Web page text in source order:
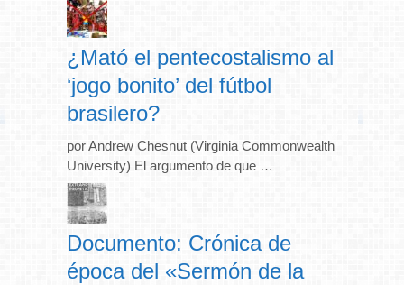
¿Mató el pentecostalismo al
‘jogo bonito’ del fútbol
brasilero?
por Andrew Chesnut (Virginia Commonwealth
University) El argumento de que …
Documento: Crónica de
época del «Sermón de la